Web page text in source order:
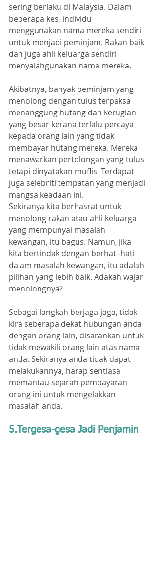
sering berlaku di Malaysia. Dalam
beberapa kes, individu
menggunakan nama mereka sendiri
untuk menjadi peminjam. Rakan baik
dan juga ahli keluarga sendiri
menyalahgunakan nama mereka.
Akibatnya, banyak peminjam yang
menolong dengan tulus terpaksa
menanggung hutang dan kerugian
yang besar kerana terlalu percaya
kepada orang lain yang tidak
membayar hutang mereka. Mereka
menawarkan pertolongan yang tulus
tetapi dinyatakan muflis. Terdapat
juga selebriti tempatan yang menjadi
mangsa keadaan ini.
Sekiranya kita berhasrat untuk
menolong rakan atau ahli keluarga
yang mempunyai masalah
kewangan, itu bagus. Namun, jika
kita bertindak dengan berhati-hati
dalam masalah kewangan, itu adalah
pilihan yang lebih baik. Adakah wajar
menolongnya?
Sebagai langkah berjaga-jaga, tidak
kira seberapa dekat hubungan anda
dengan orang lain, disarankan untuk
tidak mewakili orang lain atas nama
anda. Sekiranya anda tidak dapat
melakukannya, harap sentiasa
memantau sejarah pembayaran
orang ini untuk mengelakkan
masalah anda.
5.Tergesa-gesa Jadi Penjamin